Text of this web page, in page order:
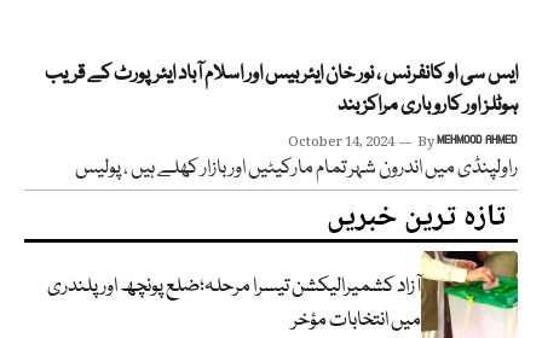
ایس سی او کانفرنس ، نور خان ایئربیس اور اسلام آباد ایئرپورٹ کے قریب
ہوٹلز اور کاروباری مراکز بند
October 14, 2024 ByMEHMOOD AHMED
راولپنڈی میں اندرون شہر تمام مارکیٹیں اور بازار کھلے ہیں ، پولیس
تازہ ترین خبریں
آزاد کشمیرالیکشن تیسرا مرحلہ؛ضلع پونچھ اور پلندری
میں انتخابات مؤخر